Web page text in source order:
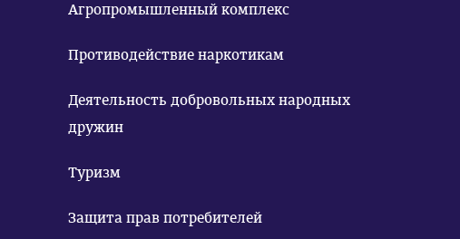
Агропромышленный комплекс
Противодействие наркотикам
Деятельность добровольных народных
дружин
Туризм
Защита прав потребителей